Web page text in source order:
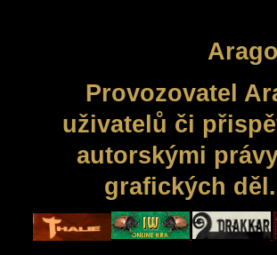
Provozovatel
uživatelů či
autorskými
grafických